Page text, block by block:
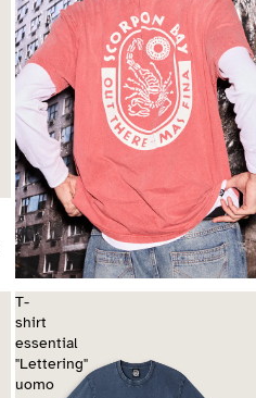
T-
shirt
essential
"Lettering"
uomo